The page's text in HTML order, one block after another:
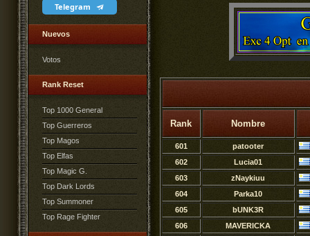
Telegram
Nuevos
Votos
Rank Reset
Top 1000 General
Top Guerreros
Top Magos
Top Elfas
Top Magic G.
Top Dark Lords
Top Summoner
Top Rage Fighter
Rank Nombre
601
patooter
602
Lucia01
603
zNaykiuu
604
Parka10
605
bUNK3R
606
MAVERICKA